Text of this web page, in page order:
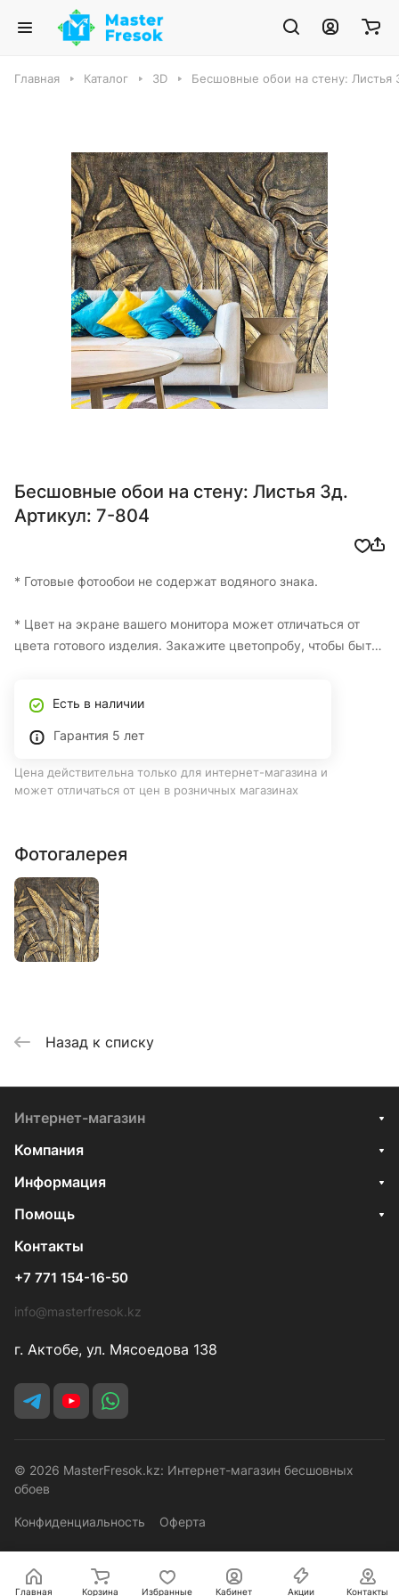
Главная Каталог 3D Бесшовные обои на стену: Листья
Бесшовные обои на стену: Листья 3д.
Артикул: 7-804
* Готовые фотообои не содержат водяного знака.
* Цвет на экране вашего монитора может отличаться от
цвета готового изделия. Закажите цветопробу, чтобы быть
* Изготовление одной цветопробы БЕСПЛАТНО
Казахстану
Есть в наличии
Гарантия 5 лет
Цена действительна только для интернет-магазина и
может отличаться от цен в розничных магазинах
Фотогалерея
Назад к списку
Интернет-магазин
Компания
Информация
Помощь
Контакты
+7 771 154-16-50
info@masterfresok.kz
г. Актобе, ул. Мясоедова 138
© 2026 MasterFresok.kz: Интернет-магазин бесшовных
обоев
Конфиденциальность Оферта
Главная Корзина Избранные Кабинет Акции Контакты